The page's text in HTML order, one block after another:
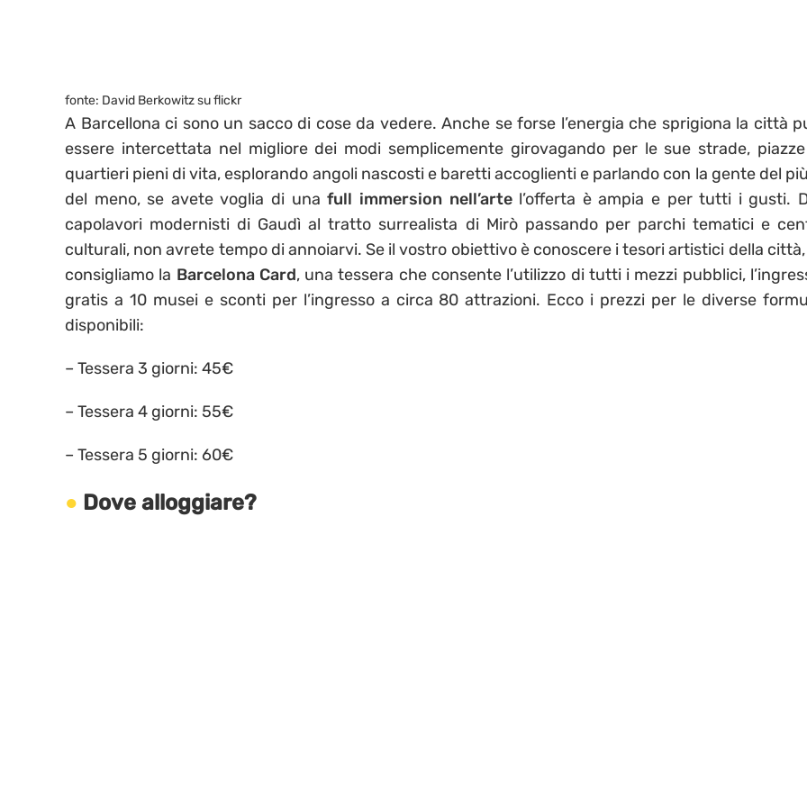
fonte: David Berkowitz su flickr
A Barcellona ci sono un sacco di cose da vedere. Anche se forse l’energia che sprigiona la città
essere intercettata nel migliore dei modi semplicemente girovagando per le sue strade,
quartieri pieni di vita, esplorando angoli nascosti e baretti accoglienti e parlando con la gente del
del meno, se avete voglia di unafull immersion nell’artel’offerta è ampia e per tutti i gusti.
capolavori modernisti di Gaudì al tratto surrealista di Mirò passando per parchi tematici e
culturali, non avrete tempo di annoiarvi. Se il vostro obiettivo è conoscere i tesori artistici della
consigliamo la Barcelona Card, una tessera che consente l’utilizzo di tutti i mezzi pubblici,
gratis a 10 musei e sconti per l’ingresso a circa 80 attrazioni. Ecco i prezzi per le diverse
disponibili:
– Tessera 3 giorni: 45€
– Tessera 4 giorni: 55€
– Tessera 5 giorni: 60€
Dove alloggiare?